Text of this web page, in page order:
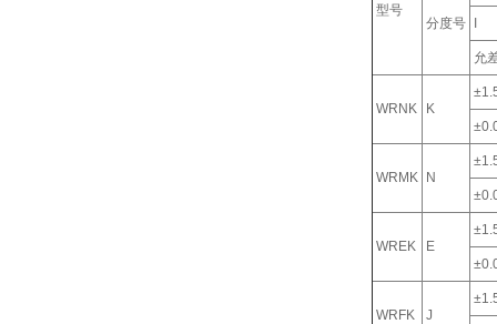
型号
分度号
允
WRNK K
WRMK N
WREK E
WRFK J